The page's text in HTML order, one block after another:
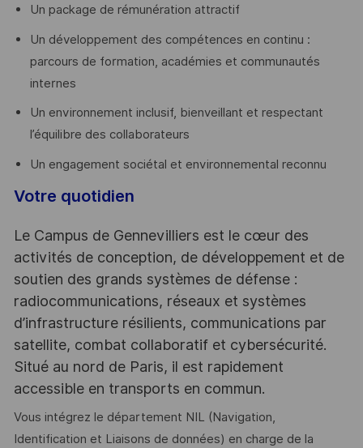
Un package de rémunération attractif
Un développement des compétences en continu :
parcours de formation, académies et communautés
internes
Un environnement inclusif, bienveillant et respectant
l’équilibre des collaborateurs
Un engagement sociétal et environnemental reconnu
Votre quotidien
Le Campus de Gennevilliers est le cœur des
activités de conception, de développement et de
soutien des grands systèmes de défense :
radiocommunications, réseaux et systèmes
d’infrastructure résilients, communications par
satellite, combat collaboratif et cybersécurité.
Situé au nord de Paris, il est rapidement
accessible en transports en commun.
Vous intégrez le département NIL (Navigation,
Identification et Liaisons de données) en charge de la